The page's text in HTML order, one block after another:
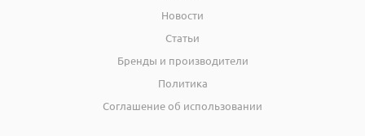
Новости
Статьи
Бренды и производители
Политика
Соглашение об использовании